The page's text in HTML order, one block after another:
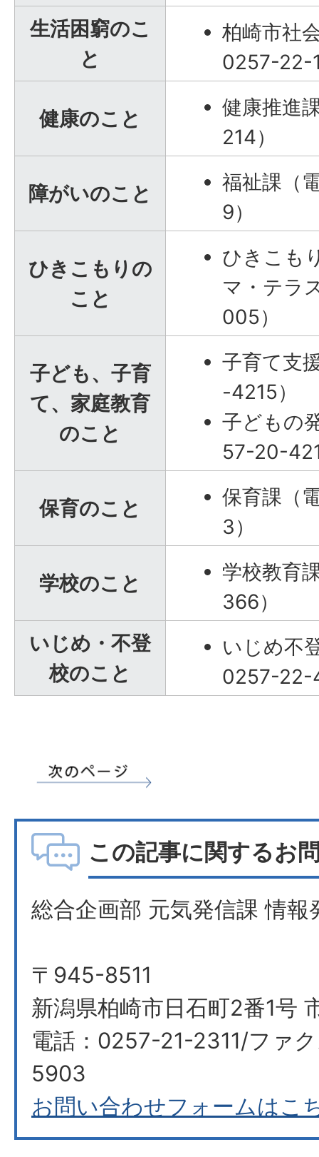
生活困窮のこ
と
柏崎市社
0257-22-
健康のこと
健康推進
214）
障がいのこと
福祉課（
9）
ひきこもりの
こと
ひきこも
マ・テラ
005）
子ども、子育
て、家庭教育
のこと
子育て支
-4215）
子どもの
57-20-
保育のこと
保育課（
3）
学校のこと
学校教育
366）
いじめ・不登
校のこと
いじめ不
0257-22-
この記事に関するお
総合企画部 元気発信課 情報
〒945-8511
新潟県柏崎市日石町2番1号
電話：0257-21-2311/ファ
5903​​​​​​​
お問い合わせフォームはこ